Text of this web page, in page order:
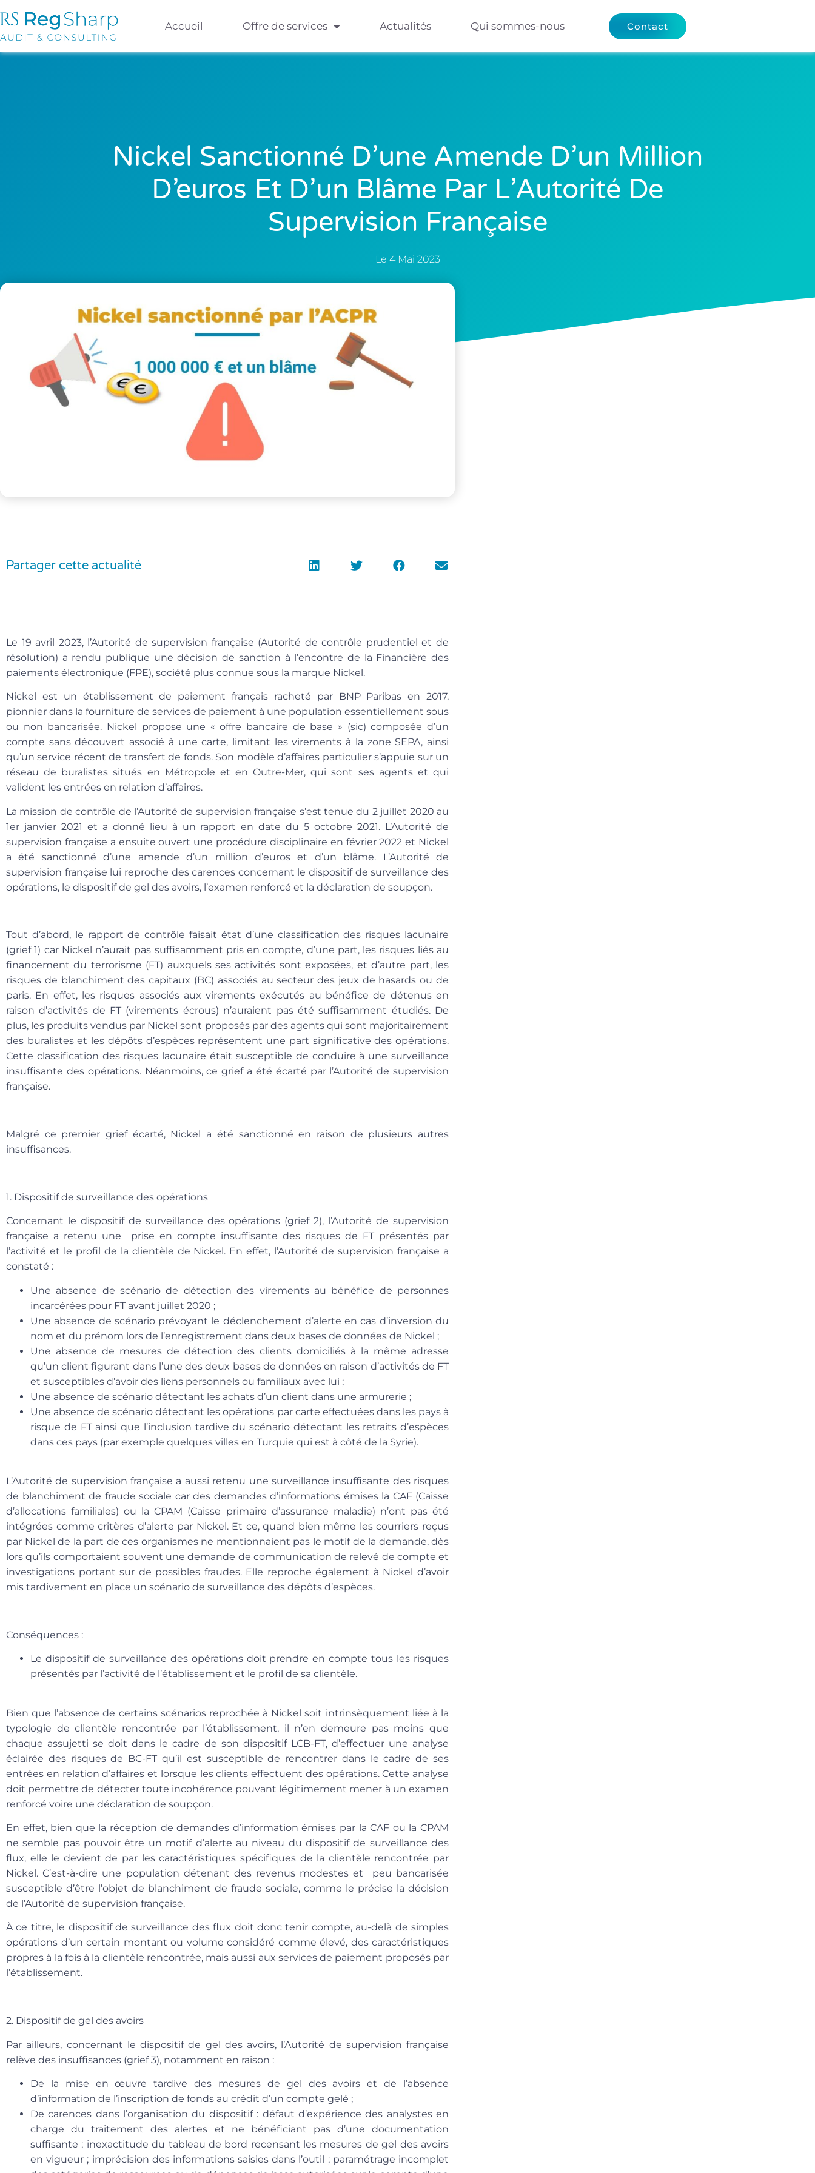
Accueil Offre de services Actualités Qui sommes-nous Contact
Nickel Sanctionné D’une Amende D’un Million
D’euros Et D’un Blâme Par L’Autorité De
Supervision Française
Le 4 Mai 2023
Partager cette actualité
Le 19 avril 2023, l’Autorité de supervision française (Autorité de contrôle prudentiel et de
résolution) a rendu publique une décision de sanction à l’encontre de la Financière des
paiements électronique (FPE), société plus connue sous la marque Nickel.
Nickel est un établissement de paiement français racheté par BNP Paribas en 2017,
pionnier dans la fourniture de services de paiement à une population essentiellement sous
ou non bancarisée. Nickel propose une « offre bancaire de base » (sic) composée d’un
compte sans découvert associé à une carte, limitant les virements à la zone SEPA, ainsi
qu’un service récent de transfert de fonds. Son modèle d’affaires particulier s’appuie sur un
réseau de buralistes situés en Métropole et en Outre-Mer, qui sont ses agents et qui
valident les entrées en relation d’affaires.
La mission de contrôle de l’Autorité de supervision française s’est tenue du 2 juillet 2020 au
1er janvier 2021 et a donné lieu à un rapport en date du 5 octobre 2021. L’Autorité de
supervision française a ensuite ouvert une procédure disciplinaire en février 2022 et Nickel
a été sanctionné d’une amende d’un million d’euros et d’un blâme. L’Autorité de
supervision française lui reproche des carences concernant le dispositif de surveillance des
opérations, le dispositif de gel des avoirs, l’examen renforcé et la déclaration de soupçon.
Tout d’abord, le rapport de contrôle faisait état d’une classification des risques lacunaire
(grief 1) car Nickel n’aurait pas suffisamment pris en compte, d’une part, les risques liés au
financement du terrorisme (FT) auxquels ses activités sont exposées, et d’autre part, les
risques de blanchiment des capitaux (BC) associés au secteur des jeux de hasards ou de
paris. En effet, les risques associés aux virements exécutés au bénéfice de détenus en
raison d’activités de FT (virements écrous) n’auraient pas été suffisamment étudiés. De
plus, les produits vendus par Nickel sont proposés par des agents qui sont majoritairement
des buralistes et les dépôts d’espèces représentent une part significative des opérations.
Cette classification des risques lacunaire était susceptible de conduire à une surveillance
insuffisante des opérations. Néanmoins, ce grief a été écarté par l’Autorité de supervision
française.
Malgré ce premier grief écarté, Nickel a été sanctionné en raison de plusieurs autres
insuffisances.
1. Dispositif de surveillance des opérations
Concernant le dispositif de surveillance des opérations (grief 2), l’Autorité de supervision
française a retenu une prise en compte insuffisante des risques de FT présentés par
l’activité et le profil de la clientèle de Nickel. En effet, l’Autorité de supervision française a
constaté :
Une absence de scénario de détection des virements au bénéfice de personnes
incarcérées pour FT avant juillet 2020 ;
Une absence de scénario prévoyant le déclenchement d’alerte en cas d’inversion du
nom et du prénom lors de l’enregistrement dans deux bases de données de Nickel ;
Une absence de mesures de détection des clients domiciliés à la même adresse
qu’un client figurant dans l’une des deux bases de données en raison d’activités de FT
et susceptibles d’avoir des liens personnels ou familiaux avec lui ;
Une absence de scénario détectant les achats d’un client dans une armurerie ;
Une absence de scénario détectant les opérations par carte effectuées dans les pays à
risque de FT ainsi que l’inclusion tardive du scénario détectant les retraits d’espèces
dans ces pays (par exemple quelques villes en Turquie qui est à côté de la Syrie).
L’Autorité de supervision française a aussi retenu une surveillance insuffisante des risques
de blanchiment de fraude sociale car des demandes d’informations émises la CAF (Caisse
d’allocations familiales) ou la CPAM (Caisse primaire d’assurance maladie) n’ont pas été
intégrées comme critères d’alerte par Nickel. Et ce, quand bien même les courriers reçus
par Nickel de la part de ces organismes ne mentionnaient pas le motif de la demande, dès
lors qu’ils comportaient souvent une demande de communication de relevé de compte et
investigations portant sur de possibles fraudes. Elle reproche également à Nickel d’avoir
mis tardivement en place un scénario de surveillance des dépôts d’espèces.
Conséquences :
Le dispositif de surveillance des opérations doit prendre en compte tous les risques
présentés par l’activité de l’établissement et le profil de sa clientèle.
Bien que l’absence de certains scénarios reprochée à Nickel soit intrinsèquement liée à la
typologie de clientèle rencontrée par l’établissement, il n’en demeure pas moins que
chaque assujetti se doit dans le cadre de son dispositif LCB-FT, d’effectuer une analyse
éclairée des risques de BC-FT qu’il est susceptible de rencontrer dans le cadre de ses
entrées en relation d’affaires et lorsque les clients effectuent des opérations. Cette analyse
doit permettre de détecter toute incohérence pouvant légitimement mener à un examen
renforcé voire une déclaration de soupçon.
En effet, bien que la réception de demandes d’information émises par la CAF ou la CPAM
ne semble pas pouvoir être un motif d’alerte au niveau du dispositif de surveillance des
flux, elle le devient de par les caractéristiques spécifiques de la clientèle rencontrée par
Nickel. C’est-à-dire une population détenant des revenus modestes et peu bancarisée
susceptible d’être l’objet de blanchiment de fraude sociale, comme le précise la décision
de l’Autorité de supervision française.
À ce titre, le dispositif de surveillance des flux doit donc tenir compte, au-delà de simples
opérations d’un certain montant ou volume considéré comme élevé, des caractéristiques
propres à la fois à la clientèle rencontrée, mais aussi aux services de paiement proposés par
l’établissement.
2. Dispositif de gel des avoirs
Par ailleurs, concernant le dispositif de gel des avoirs, l’Autorité de supervision française
relève des insuffisances (grief 3), notamment en raison :
De la mise en œuvre tardive des mesures de gel des avoirs et de l’absence
d’information de l’inscription de fonds au crédit d’un compte gelé ;
De carences dans l’organisation du dispositif : défaut d’expérience des analystes en
charge du traitement des alertes et ne bénéficiant pas d’une documentation
suffisante ; inexactitude du tableau de bord recensant les mesures de gel des avoirs
en vigueur ; imprécision des informations saisies dans l’outil ; paramétrage incomplet